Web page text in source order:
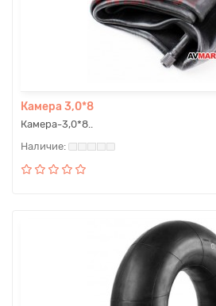
Камера 3,0*8
Камера-3,0*8..